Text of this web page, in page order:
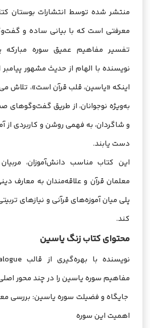
منتشر شده توسط انتشارات بوستان
معرفتی است که با بیانی ساده و
تفسیر مفاهیم عمیق سوره مبارکه
نویسنده با الهام از حدیث مشهور
اینکه «یاسین، قلب قرآن است»، تلاش
به‌ویژه نوجوانان، از طریق گفت‌وگوهای
و شاگردان، به فهمی روشن و کاربردی از
دست یابند.
این کتاب مناسب دانش‌آموزان، مربیان
معلمان قرآن و علاقه‌مندان به معارف
پلی میان آموزه‌های قرآنی و نیازهای
کند.
محتوای کتاب زنگ یاسین
مفاهیم سوره یاسین را در چند محور
جایگاه و فضیلت سوره یاسین: بررسی
اهمیت این سوره